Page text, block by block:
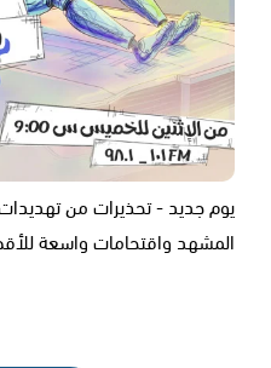
يوم جديد - تحذيرات من
المشهد واقتحامات واسعة للأقصى -